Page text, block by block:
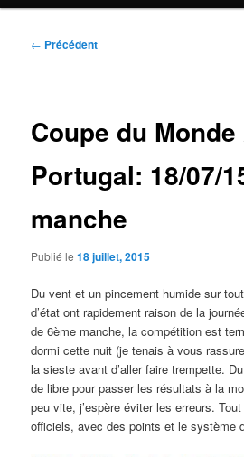
Navigation
← Précédent
Coupe du Monde
Portugal: 18/07/
manche
Publié le18 juillet, 2015
Du vent et un pincement humide sur
d’état ont rapidement raison de la
de 6ème manche, la compétition est
dormi cette nuit (je tenais à vous
la sieste avant d’aller faire trempette.
de libre pour passer les résultats à la
peu vite, j’espère éviter les erreurs.
officiels, avec des points et le système